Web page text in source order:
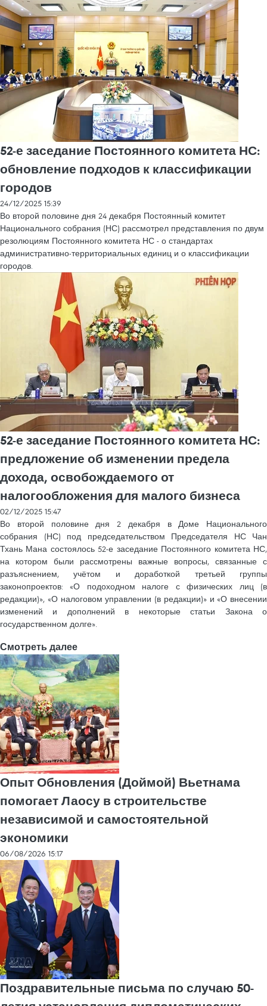
52-е заседание Постоянного комитета НС:
обновление подходов к классификации
городов
24/12/2025 15:39
Во второй половине дня 24 декабря Постоянный комитет
Национального собрания (НС) рассмотрел представления по двум
резолюциям Постоянного комитета НС - о стандартах
административно-территориальных единиц и о классификации
городов.
52-е заседание Постоянного комитета НС:
предложение об изменении предела
дохода, освобождаемого от
налогообложения для малого бизнеса
02/12/2025 15:47
Во второй половине дня 2 декабря в Доме Национального
собрания (НС) под председательством Председателя НС Чан
Тхань Мана состоялось 52-е заседание Постоянного комитета НС,
на котором были рассмотрены важные вопросы, связанные с
разъяснением, учётом и доработкой третьей группы
законопроектов: «О подоходном налоге с физических лиц (в
редакции)», «О налоговом управлении (в редакции)» и «О внесении
изменений и дополнений в некоторые статьи Закона о
государственном долге».
Смотреть далее
Опыт Обновления (Доймой) Вьетнама
помогает Лаосу в строительстве
независимой и самостоятельной
экономики
06/08/2026 15:17
Поздравительные письма по случаю 50-